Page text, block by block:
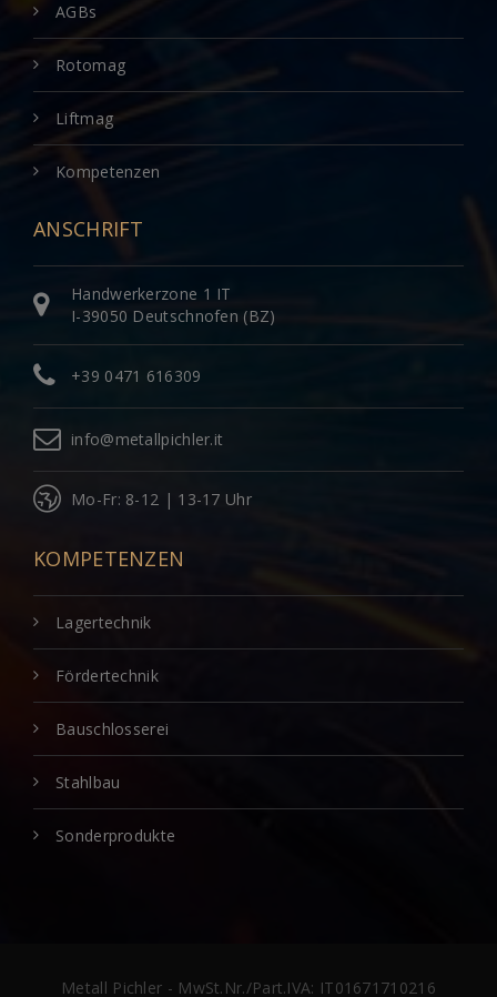
AGBs
Rotomag
Liftmag
Kompetenzen
ANSCHRIFT
Handwerkerzone 1 IT
I-39050 Deutschnofen (BZ)
+39 0471 616309
info@metallpichler.it
Mo-Fr: 8-12 | 13-17 Uhr
KOMPETENZEN
Lagertechnik
Fördertechnik
Bauschlosserei
Stahlbau
Sonderprodukte
Metall Pichler - MwSt.Nr./Part.IVA: IT01671710216